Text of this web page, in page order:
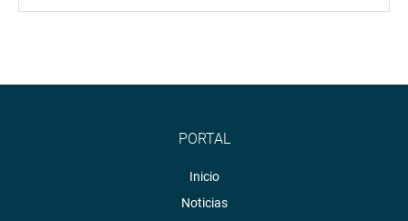
PORTAL
Inicio
Noticias